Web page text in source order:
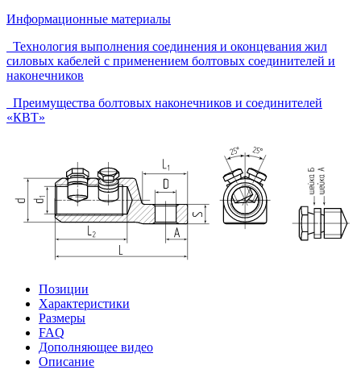
Информационные материалы
Технология выполнения соединения и оконцевания жил
силовых кабелей с применением болтовых соединителей и
наконечников
Преимущества болтовых наконечников и соединителей
«КВТ»
Позиции
Характеристики
Размеры
FAQ
Дополняющее видео
Описание